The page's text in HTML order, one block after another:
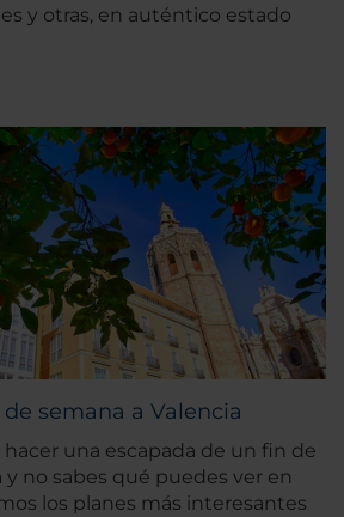
y otras, en auténtico estado
semana a Valencia
una escapada de un fin de
y no sabes qué puedes ver en
los planes más interesantes